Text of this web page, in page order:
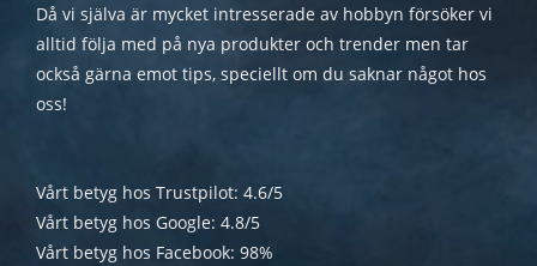
Då vi själva är mycket intresserade av hobbyn försöker vi
alltid följa med på nya produkter och trender men tar
också gärna emot tips, speciellt om du saknar något hos
oss!
Vårt betyg hos Trustpilot: 4.6/5
Vårt betyg hos Google: 4.8/5
Vårt betyg hos Facebook: 98%